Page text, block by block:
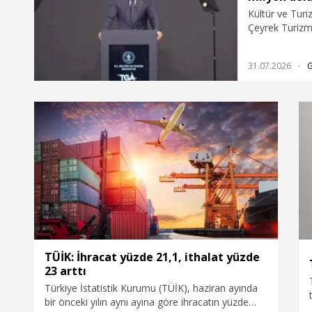
Kültür ve
Çeyrek
milyar 788
sağlayacak
olması,
itibaren
yer
endişelerini
itibarıyla
öngörüyoruz"
31.07.2026
TÜİK: İhracat yüzde 21,1, ithalat yüzde
23 arttı
Türkiye İstatistik Kurumu (TÜİK), haziran ayında
bir önceki yılın aynı ayına göre ihracatın yüzde